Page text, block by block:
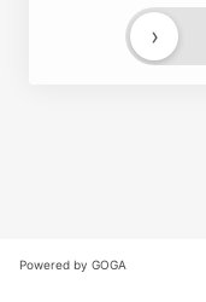
›
Powered by GOGA